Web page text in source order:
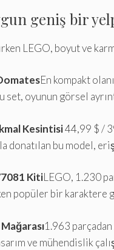
geniş bir
LEGO, boyut ve
En kompakt
set, oyunun görsel
Kesintisi44,99 $ /
donatılan bu model,
KitiLEGO, 1.230
popüler bir karaktere
1.963
ve mühendislik